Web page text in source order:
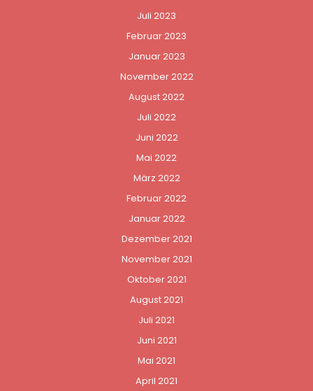
Juli 2023
Februar 2023
Januar 2023
November 2022
August 2022
Juli 2022
Juni 2022
Mai 2022
März 2022
Februar 2022
Januar 2022
Dezember 2021
November 2021
Oktober 2021
August 2021
Juli 2021
Juni 2021
Mai 2021
April 2021